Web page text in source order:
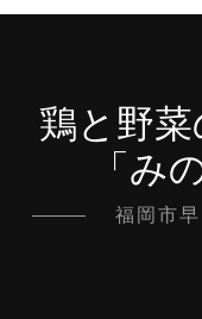
鶏と野
「み
福岡市